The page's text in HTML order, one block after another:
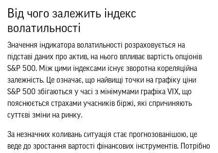
Від чого залежить індекс
волатильності
Значення індикатора волатильності розраховується на
підставі даних про актив, на нього впливає вартість опціонів
S&P 500. Між цими індексами існує зворотна кореляційна
залежність. Це означає, що найвищі точки на графіку ціни
S&P 500 збігаються у часі з мінімумами графіка VIX, що
пояснюється страхами учасників біржі, які спричиняють
суттєві зміни на ринку.
За незначних коливань ситуація стає прогнозованішою, це
веде до зростання вартості фінансових інструментів. Потрібно